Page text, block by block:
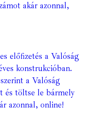
akár azonnal,
előfizetés a Valóság
konstrukcióban.
a Valóság
és töltse le bármely
azonnal, online!